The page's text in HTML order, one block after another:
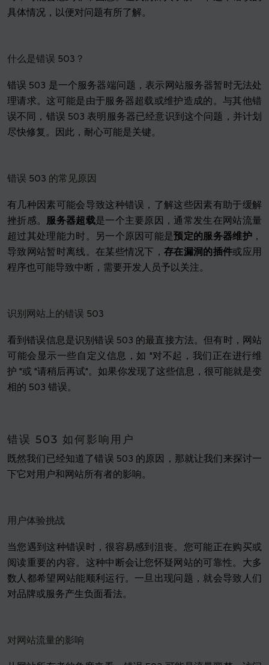
具体情况，以便对问题有所了解。
什么是错误 503？
错误 503 是一个服务器端问题，表示网站服务器暂时无法处
理请求。这可能是由于服务器超载或维护造成的。与其他错
误不同，错误 503 表明服务器已经意识到这个问题，并计划
尽快修复。因此，耐心可能是关键。
错误 503 的常见原因
有几种因素可能会导致这种错误，了解这些因素有助于缓解
挫折感。 服务器超载是一个主要原因，通常发生在网站流量
超过其处理能力时。另一个原因可能是预定的服务器维护 ，
导致网站暂时离线。在某些情况下，存在漏洞的插件或应用
程序也可能导致中断，需要开发人员予以关注。
识别网站上的错误 503
看到错误信息是识别错误 503 的最直接方法。但有时，网站
可能会显示一些自定义信息，如 "对不起，我们正在进行维
护 "或 "请稍后再试"。如果你发现了这些信息，很可能就是变
相的 503 错误。
错误 503 如何影响用户
既然我们已经知道了错误 503 的原因，那就让我们来探讨一
下它对用户和网站所有者的影响。
用户体验挑战
当您遇到这种错误时，很容易感到沮丧。您可能正在购买或
阅读重要的内容。这种中断会让您怀疑网站的可靠性。大多
数人都希望网站能顺利运行。一旦出现问题，就会导致人们
对品牌或服务产生负面看法。
对网站流量的影响